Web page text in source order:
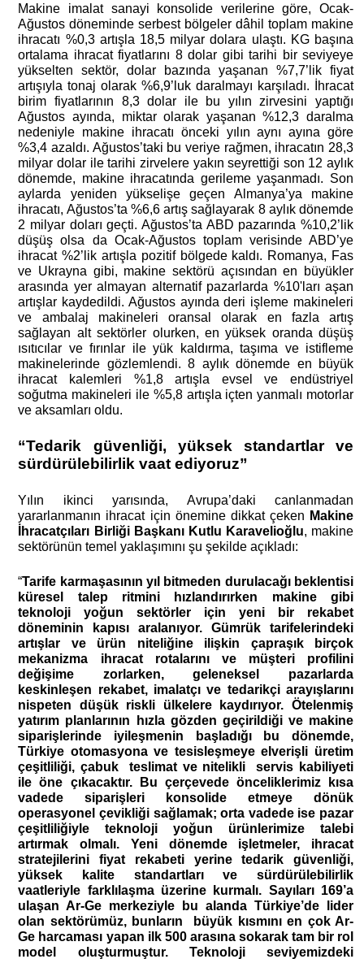
Makine imalat sanayi konsolide verilerine göre, Ocak-
Ağustos döneminde serbest bölgeler dâhil toplam makine
ihracatı %0,3 artışla 18,5 milyar dolara ulaştı. KG başına
ortalama ihracat fiyatlarını 8 dolar gibi tarihi bir seviyeye
yükselten sektör, dolar bazında yaşanan %7,7’lik fiyat
artışıyla tonaj olarak %6,9’luk daralmayı karşıladı. İhracat
birim fiyatlarının 8,3 dolar ile bu yılın zirvesini yaptığı
Ağustos ayında, miktar olarak yaşanan %12,3 daralma
nedeniyle makine ihracatı önceki yılın aynı ayına göre
%3,4 azaldı. Ağustos’taki bu veriye rağmen, ihracatın 28,3
milyar dolar ile tarihi zirvelere yakın seyrettiği son 12 aylık
dönemde, makine ihracatında gerileme yaşanmadı. Son
aylarda yeniden yükselişe geçen Almanya’ya makine
ihracatı, Ağustos’ta %6,6 artış sağlayarak 8 aylık dönemde
2 milyar doları geçti. Ağustos’ta ABD pazarında %10,2’lik
düşüş olsa da Ocak-Ağustos toplam verisinde ABD’ye
ihracat %2’lik artışla pozitif bölgede kaldı. Romanya, Fas
ve Ukrayna gibi, makine sektörü açısından en büyükler
arasında yer almayan alternatif pazarlarda %10'ları aşan
artışlar kaydedildi. Ağustos ayında deri işleme makineleri
ve ambalaj makineleri oransal olarak en fazla artış
sağlayan alt sektörler olurken, en yüksek oranda düşüş
ısıtıcılar ve fırınlar ile yük kaldırma, taşıma ve istifleme
makinelerinde gözlemlendi. 8 aylık dönemde en büyük
ihracat kalemleri %1,8 artışla evsel ve endüstriyel
soğutma makineleri ile %5,8 artışla içten yanmalı motorlar
ve aksamları oldu.
“Tedarik güvenliği, yüksek standartlar ve
sürdürülebilirlik vaat ediyoruz”
Yılın ikinci yarısında, Avrupa’daki canlanmadan
yararlanmanın ihracat için önemine dikkat çeken Makine
İhracatçıları Birliği Başkanı Kutlu Karavelioğlu, makine
sektörünün temel yaklaşımını şu şekilde açıkladı:
“Tarife karmaşasının yıl bitmeden durulacağı beklentisi
küresel talep ritmini hızlandırırken makine gibi
teknoloji yoğun sektörler için yeni bir rekabet
döneminin kapısı aralanıyor. Gümrük tarifelerindeki
artışlar ve ürün niteliğine ilişkin çapraşık birçok
mekanizma ihracat rotalarını ve müşteri profilini
değişime zorlarken, geleneksel pazarlarda
keskinleşen rekabet, imalatçı ve tedarikçi arayışlarını
nispeten düşük riskli ülkelere kaydırıyor. Ötelenmiş
yatırım planlarının hızla gözden geçirildiği ve makine
siparişlerinde iyileşmenin başladığı bu dönemde,
Türkiye otomasyona ve tesisleşmeye elverişli üretim
çeşitliliği, çabuk teslimat ve nitelikli servis kabiliyeti
ile öne çıkacaktır. Bu çerçevede önceliklerimiz kısa
vadede siparişleri konsolide etmeye dönük
operasyonel çevikliği sağlamak; orta vadede ise pazar
çeşitliliğiyle teknoloji yoğun ürünlerimize talebi
artırmak olmalı. Yeni dönemde işletmeler, ihracat
stratejilerini fiyat rekabeti yerine tedarik güvenliği,
yüksek kalite standartları ve sürdürülebilirlik
vaatleriyle farklılaşma üzerine kurmalı. Sayıları 169’a
ulaşan Ar-Ge merkeziyle bu alanda Türkiye’de lider
olan sektörümüz, bunların büyük kısmını en çok Ar-
Ge harcaması yapan ilk 500 arasına sokarak tam bir rol
model oluşturmuştur. Teknoloji seviyemizdeki